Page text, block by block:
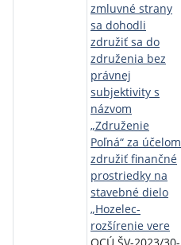
zmluvné strany
sa dohodli
združiť sa do
združenia bez
právnej
subjektivity s
názvom
„Združenie
Poľná“ za účelom
združiť finančné
prostriedky na
stavebné dielo
„Hozelec-
rozšírenie vere